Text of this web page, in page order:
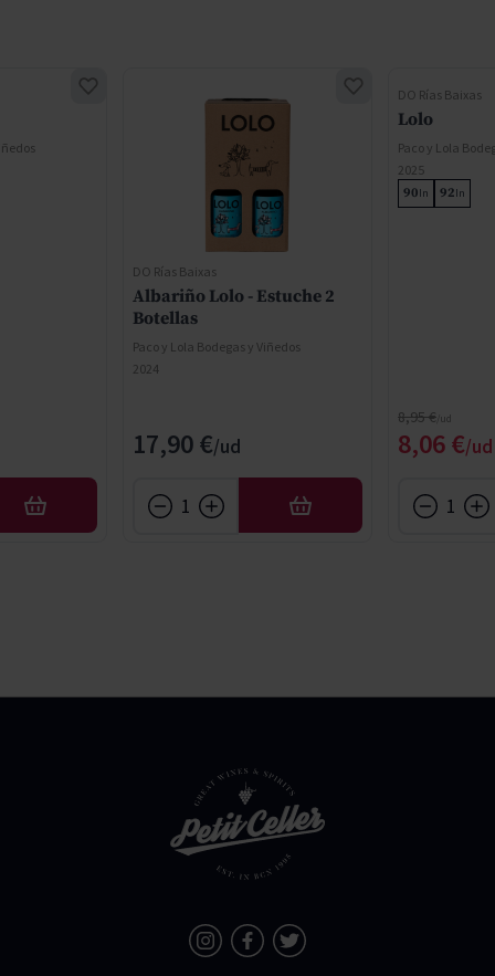
AÑADIR
DO Rías Baixas
Albariño Lolo - Estuche 2
Botellas
Paco y Lola Bodegas y Viñedos
2024
17,90 €
AÑADIR
DO Rías Baixas
Lolo
Paco y Lola
2025
90In 92In
Precio
8,06 €
Precio normal
8,95 €